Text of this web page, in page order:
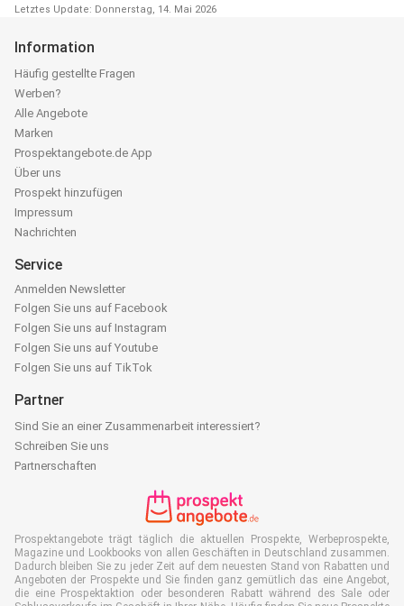
Letztes Update: Donnerstag, 14. Mai 2026
Information
Häufig gestellte Fragen
Werben?
Alle Angebote
Marken
Prospektangebote.de App
Über uns
Prospekt hinzufügen
Impressum
Nachrichten
Service
Anmelden Newsletter
Folgen Sie uns auf Facebook
Folgen Sie uns auf Instagram
Folgen Sie uns auf Youtube
Folgen Sie uns auf TikTok
Partner
Sind Sie an einer Zusammenarbeit interessiert?
Schreiben Sie uns
Partnerschaften
Prospektangebote trägt täglich die aktuellen Prospekte, Werbeprospekte,
Magazine und Lookbooks von allen Geschäften in Deutschland zusammen.
Dadurch bleiben Sie zu jeder Zeit auf dem neuesten Stand von Rabatten und
Angeboten der Prospekte und Sie finden ganz gemütlich das eine Angebot,
die eine Prospektaktion oder besonderen Rabatt während des Sale oder